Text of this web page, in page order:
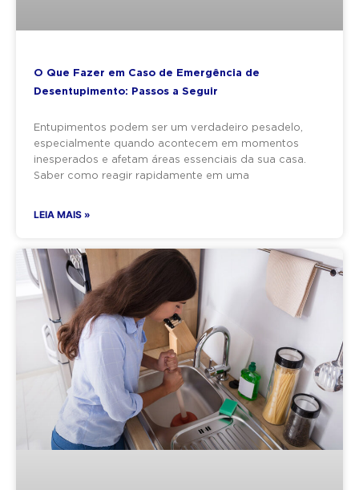
O Que Fazer em Caso de Emergência de
Desentupimento: Passos a Seguir
Entupimentos podem ser um verdadeiro pesadelo,
especialmente quando acontecem em momentos
inesperados e afetam áreas essenciais da sua casa.
Saber como reagir rapidamente em uma
LEIA MAIS »